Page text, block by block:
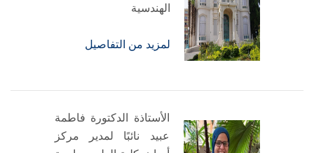
الهندسية
لمزيد من التفاصيل
الأستاذة الدكتورة فاطمة
عبيد نائبًا لمدير مركز